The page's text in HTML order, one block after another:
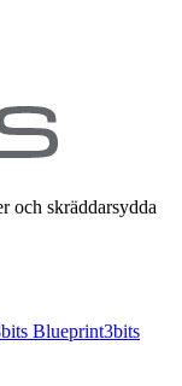
och skräddarsydda
Blueprint3bits